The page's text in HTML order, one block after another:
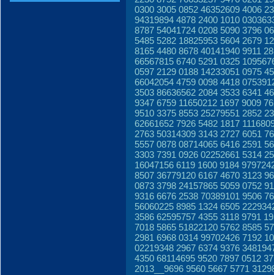
0300 3005 0852 46352609 4006
94319894 4878 2400 1010
8787 54041724 0208 5090 3796
5485 5282 18825953 5604 2679
8165 4480 8678 40141940 9911
66567815 6740 5291 0325
0597 2129 0188 14233051 0975
66042054 4759 0098 4418
3503 86636562 2084 3533 6341
9347 6759 11650212 1697 9009
9510 3375 8553 25279551 2852
62661652 7926 5482 1817
2763 50314309 3143 2727 6051
5557 0878 08714065 6416 2591
3303 7391 0926 02252661 5314
16047156 6119 1600 9184
8507 36779120 6167 4670 3123
0873 3798 24157865 5059 0752
9316 6676 2538 70389101 9506
56060225 8985 1324 6505
3586 62595757 4355 3118 9791
7018 5865 51822120 5762 8585
2981 6968 0314 99702426 7192
02219348 2967 6374 9376
4350 68114695 9520 7897 0512
2013__9696 9560 5667 5771